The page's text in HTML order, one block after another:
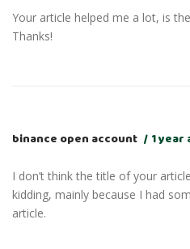
Your article helped me a lot, is
Thanks!
binance open account 1 year
I don’t think the title of your
kidding, mainly because I had
article.